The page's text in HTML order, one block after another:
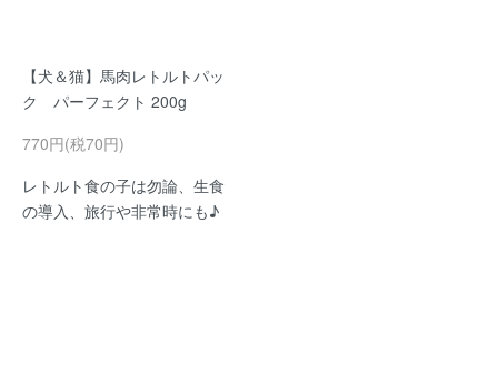
【犬＆猫】馬肉レトルトパッ
ク パーフェクト 200g
770円(税70円)
レトルト食の子は勿論、生食
の導入、旅行や非常時にも♪